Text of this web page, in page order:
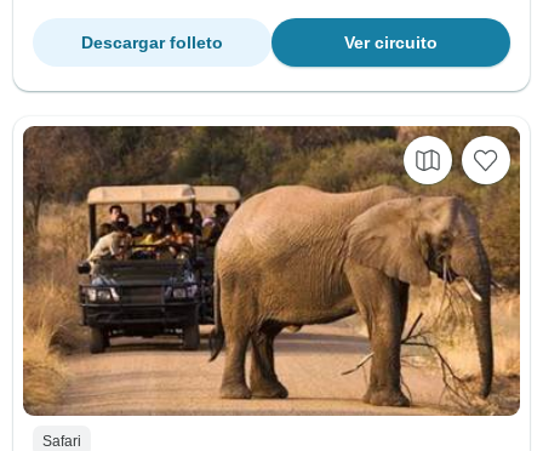
Ver circuito
Descargar folleto
Safari